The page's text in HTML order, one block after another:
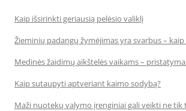
Kaip išsirinkti geriausią pelėsio valiklį
Žieminių padangų žymėjimas yra svarbus –
Medinės žaidimų aikštelės vaikams –
Kaip sutaupyti aptveriant kaimo sodybą?
Maži nuotekų valymo įrenginiai gali veikti ne tik